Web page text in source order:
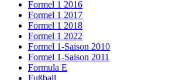
Formel 1 2016
Formel 1 2017
Formel 1 2018
Formel 1 2022
Formel 1-Saison 2010
Formel 1-Saison 2011
Formula E